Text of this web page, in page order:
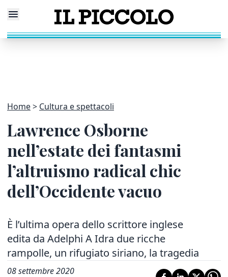
Home Cultura e spettacoli
Lawrence Osborne
nell’estate dei fantasmi
l’altruismo radical chic
dell’Occidente vacuo
È l’ultima opera dello scrittore inglese
edita da Adelphi A Idra due ricche
rampolle, un rifugiato siriano, la tragedia
08 settembre 2020